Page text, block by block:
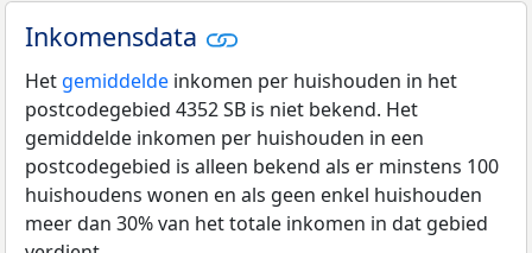
Inkomensdata
Het gemiddelde inkomen per huishouden in het
postcodegebied 4352 SB is niet bekend. Het
gemiddelde inkomen per huishouden in een
postcodegebied is alleen bekend als er minstens 100
huishoudens wonen en als geen enkel huishouden
meer dan 30% van het totale inkomen in dat gebied